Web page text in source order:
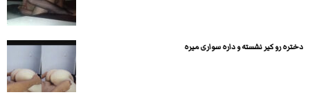
دختره رو کیر نشسته و داره سواری میره